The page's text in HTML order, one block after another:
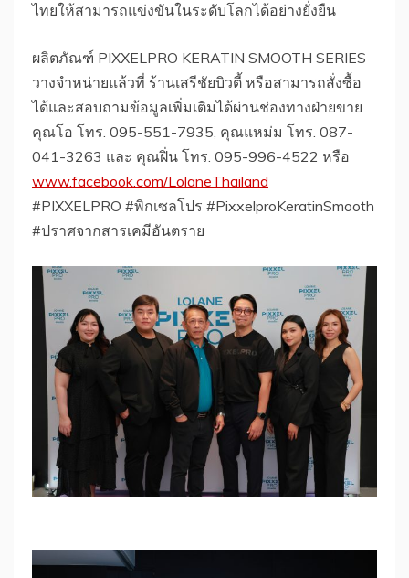
ไทยให้สามารถแข่งขันในระดับโลกได้อย่างยั่งยืน
ผลิตภัณฑ์ PIXXELPRO KERATIN SMOOTH SERIES
วางจำหน่ายแล้วที่ ร้านเสรีชัยบิวตี้ หรือสามารถสั่งซื้อ
ได้และสอบถามข้อมูลเพิ่มเติมได้ผ่านช่องทางฝ่ายขาย
คุณโอ โทร. 095-551-7935, คุณแหม่ม โทร. 087-
041-3263 และ คุณฝิ่น โทร. 095-996-4522 หรือ
www.facebook.com/LolaneThailand
#PIXXELPRO #พิกเซลโปร #PixxelproKeratinSmooth
#ปราศจากสารเคมีอันตราย